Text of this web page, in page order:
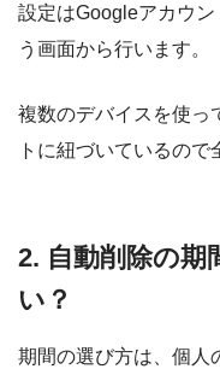
設定はGoogleアカウ
う画面から行います。
複数のデバイスを使っ
トに紐づいているので
2. 自動削除の期
い？
期間の選び方は、個人